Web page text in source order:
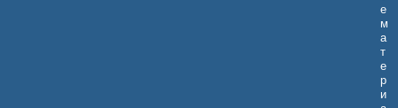
е
м
а
т
е
р
и